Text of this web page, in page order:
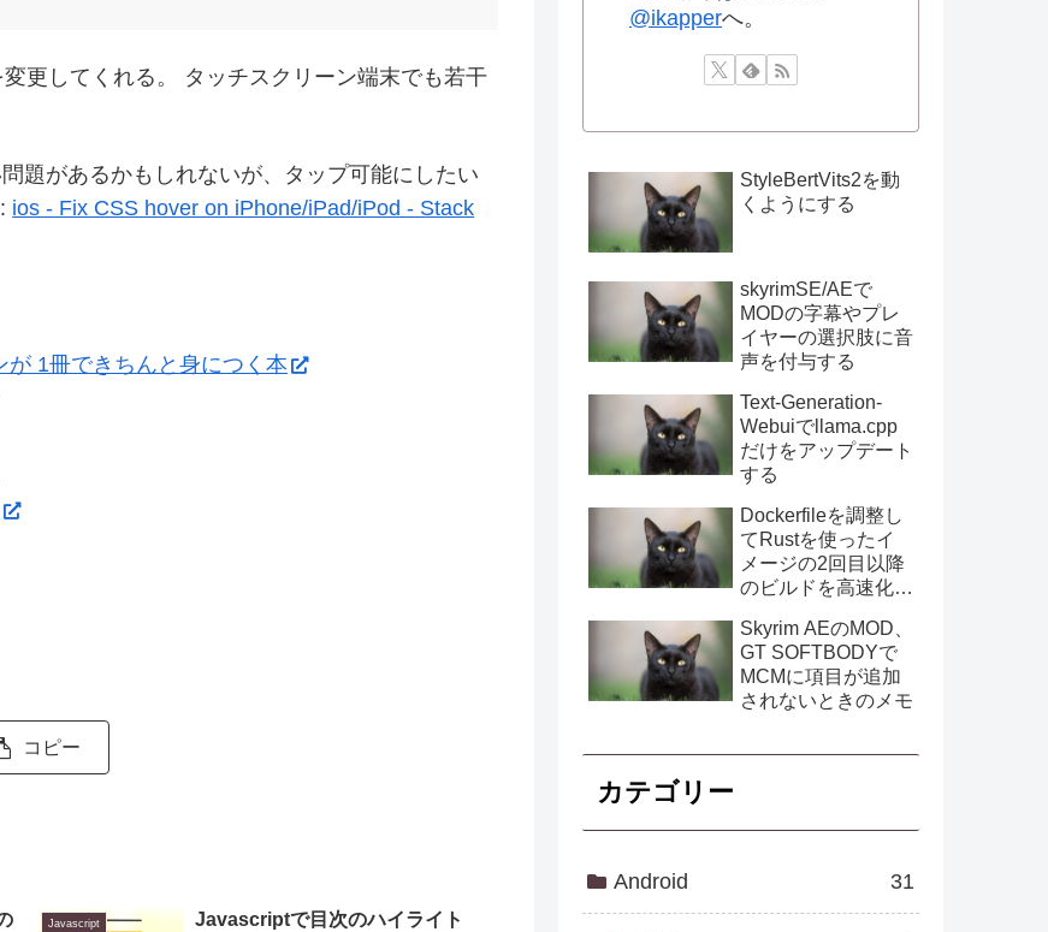
更してくれる。 タッチスクリーン端末でも若干
題があるかもしれないが、タップ可能にしたい
ios - Fix CSS hover on iPhone/iPad/iPod - Stack
1冊できちんと身につく本
コピー
Javascript Javascriptで目次のハイライト
@ikapperへ。
StyleBertVits2を動
くようにする
skyrimSE/AEで
MODの字幕やプレ
イヤーの選択肢に音
声を付与する
Text-Generation-
Webuiでllama.cpp
だけをアップデート
する
Dockerfileを調整し
てRustを使ったイ
メージの2回目以降
のビルドを高速化す
Skyrim AEのMOD、
GT SOFTBODYで
MCMに項目が追加
されないときのメモ
カテゴリー
Android 31